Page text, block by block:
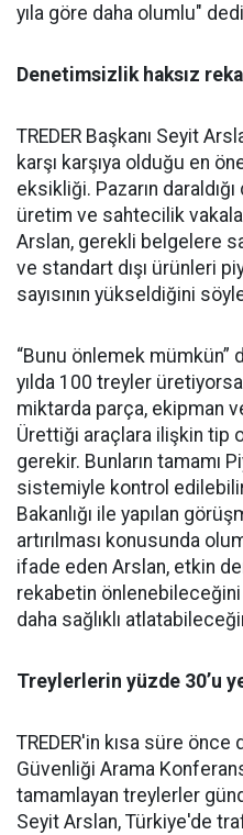
yıla göre daha olumlu"
Denetimsizlik haksız
TREDER Başkanı Seyit
karşı karşıya olduğu en
eksikliği. Pazarın daraldığı
üretim ve sahtecilik
Arslan, gerekli belgelere
ve standart dışı ürünleri
sayısının yükseldiğini
“Bunu önlemek mümkün”
yılda 100 treyler
miktarda parça, ekipman
Ürettiği araçlara ilişkin tip
gerekir. Bunların tamamı
sistemiyle kontrol
Bakanlığı ile yapılan
artırılması konusunda
ifade eden Arslan, etkin
rekabetin
daha sağlıklı
Treylerlerin yüzde 30’u
TREDER'in kısa süre
Güvenliği Arama
tamamlayan treylerler
Seyit Arslan, Türkiye'de